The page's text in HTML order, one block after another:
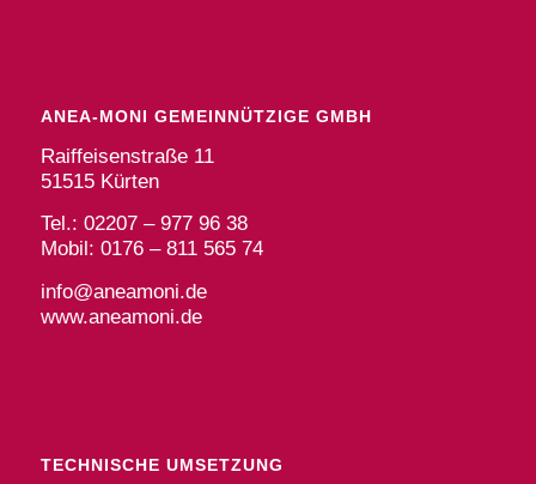
ANEA-MONI GEMEINNÜTZIGE GMBH
Raiffeisenstraße 11
51515 Kürten
Tel.: 02207 – 977 96 38
Mobil: 0176 – 811 565 74
info@aneamoni.de
www.aneamoni.de
TECHNISCHE UMSETZUNG